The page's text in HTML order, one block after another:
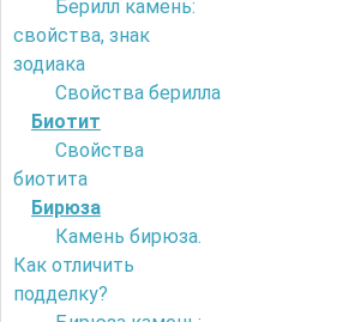
Берилл камень:
свойства, знак
зодиака
Свойства берилла
Биотит
Свойства
биотита
Бирюза
Камень бирюза.
Как отличить
подделку?